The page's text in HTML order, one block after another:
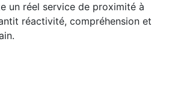
un réel service de proximité à
réactivité, compréhension et